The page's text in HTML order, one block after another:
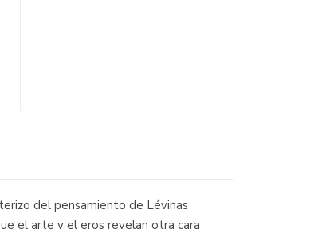
del pensamiento de Lévinas
el arte y el eros revelan otra cara